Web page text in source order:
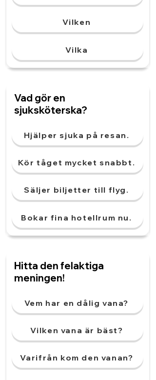
Vilken
Vilka
Vad gör en
sjuksköterska?
Hjälper sjuka på resan.
Kör tåget mycket snabbt.
Säljer biljetter till flyg.
Bokar fina hotellrum nu.
Hitta den felaktiga
meningen!
Vem har en dålig vana?
Vilken vana är bäst?
Varifrån kom den vanan?